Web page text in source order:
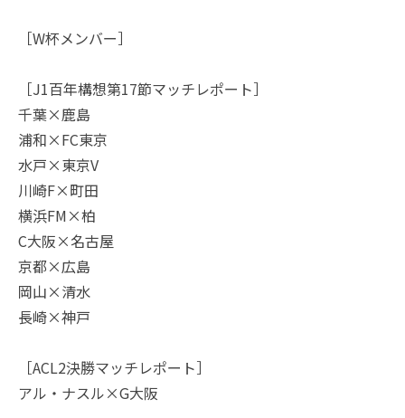
［W杯メンバー］
［J1百年構想第17節マッチレポート］
千葉×鹿島
浦和×FC東京
水戸×東京V
川崎F×町田
横浜FM×柏
C大阪×名古屋
京都×広島
岡山×清水
長崎×神戸
［ACL2決勝マッチレポート］
アル・ナスル×G大阪